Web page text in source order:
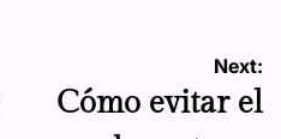
Next:
Cómo evitar el